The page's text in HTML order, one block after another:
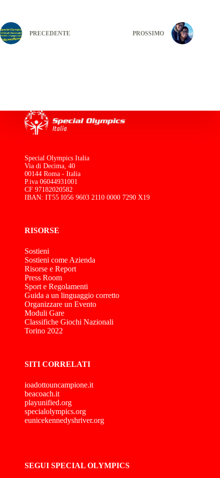
PRECEDENTE PROSSIMO
Special Olympics Italia
Via di Decima, 40
00144 Roma - Italia
P.iva 06044931001
CF 97182020582
IBAN: IT55 I056 9603 2110 0000 7290 X19
RISORSE
Sostieni
Sostieni come Azienda
Risorse e Report
Press Room
Sport e Regolamenti
Guida a un linguaggio corretto
Organizzare un Evento
Moduli Gare
Classifiche Giochi Nazionali
Torino 2022
SITI CORRELATI
ioadottouncampione.it
beacoach.it
playunified.org
specialolympics.org
eunicekennedyshriver.org
SEGUI SPECIAL OLYMPICS